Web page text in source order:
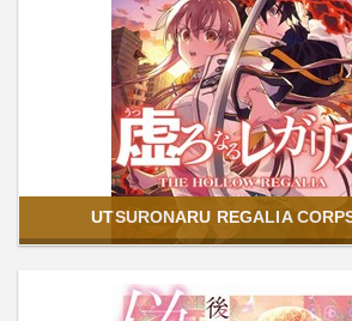
UTSURONARU REGALIA